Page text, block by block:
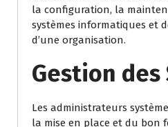
la configuration, la
systèmes informatiques et
d’une organisation.
Gestion des
Les administrateurs
la mise en place et du bon